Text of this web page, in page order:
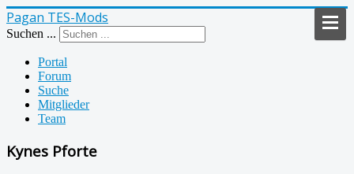
Pagan TES-Mods
Suchen ...
Portal
Forum
Suche
Mitglieder
Team
Kynes Pforte